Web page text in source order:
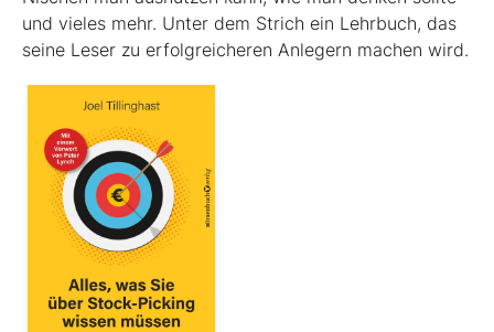
und vieles mehr. Unter dem Strich ein Lehrbuch, das
seine Leser zu erfolgreicheren Anlegern machen wird.